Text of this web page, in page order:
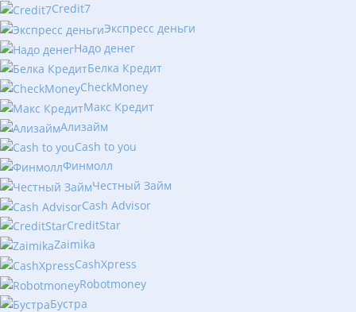
Сredit7
Экспресс деньги
Надо денег
Белка Кредит
CheckMoney
Макс Кредит
Ализайм
Сash to you
Финмолл
Честный Займ
Cash Advisor
CreditStar
Zaimika
CashXpress
Robotmoney
Бустра